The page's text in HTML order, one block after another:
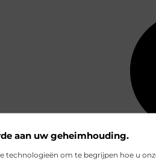
aan uw geheimhouding.
technologieën om te begrijpen hoe u